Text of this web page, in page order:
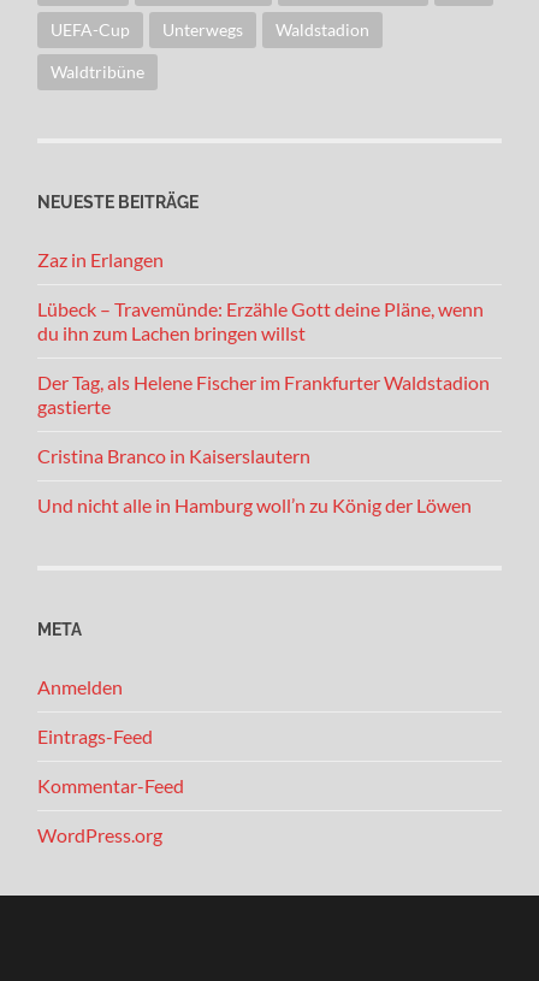
UEFA-Cup Unterwegs Waldstadion
Waldtribüne
NEUESTE BEITRÄGE
Zaz in Erlangen
Lübeck – Travemünde: Erzähle Gott deine Pläne, wenn
du ihn zum Lachen bringen willst
Der Tag, als Helene Fischer im Frankfurter Waldstadion
gastierte
Cristina Branco in Kaiserslautern
Und nicht alle in Hamburg woll’n zu König der Löwen
META
Anmelden
Eintrags-Feed
Kommentar-Feed
WordPress.org